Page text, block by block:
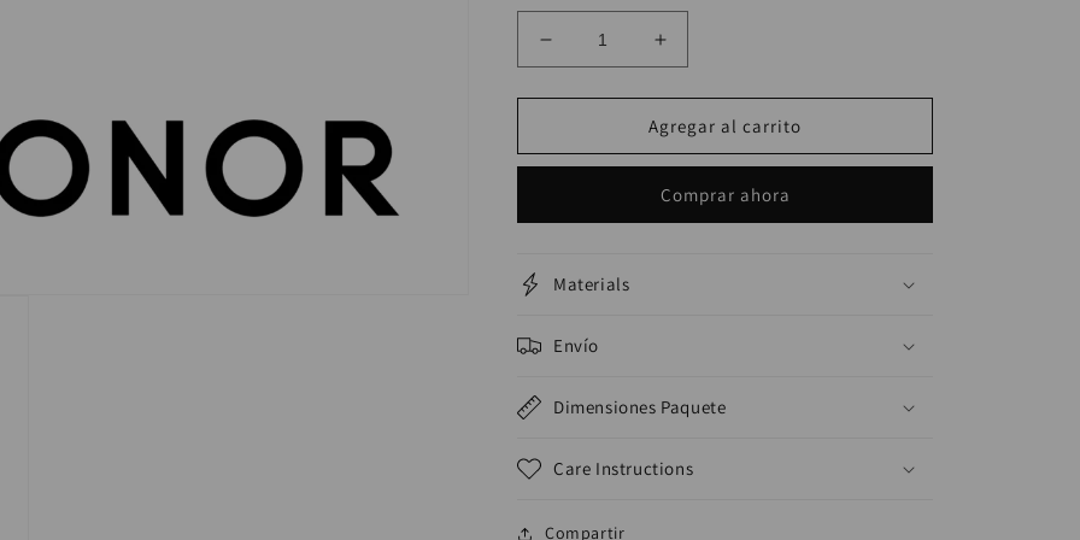
Reducir
cantidad
para
StarBucks
Aumentar
cantidad
para
Case
StarBucks
Agregar al carrito
Comprar ahora
Materials
Envío
Dimensiones Paquete
Care Instructions
Compartir